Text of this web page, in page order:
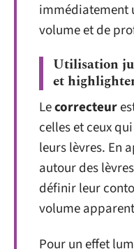
immédiatement
volume et de
Utilisation
et
Lecorrecteur
celles et ceux
leurs lèvres. En
autour des
définir leur
volume
Pour un effet